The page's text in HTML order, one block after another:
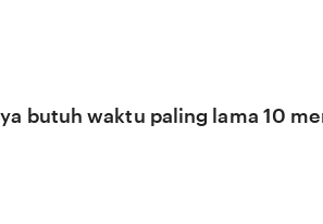
butuh waktu paling lama 10